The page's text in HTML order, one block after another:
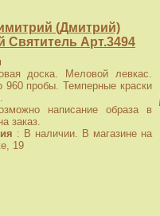
(Дмитрий)
Святитель Арт.3494
доска. Меловой левкас.
960 пробы. Темперные краски
написание образа в
заказ.
: В наличии. В магазине на
19